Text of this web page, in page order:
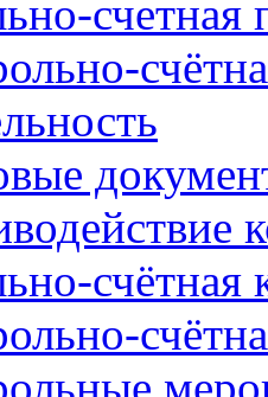
счетная
счётная